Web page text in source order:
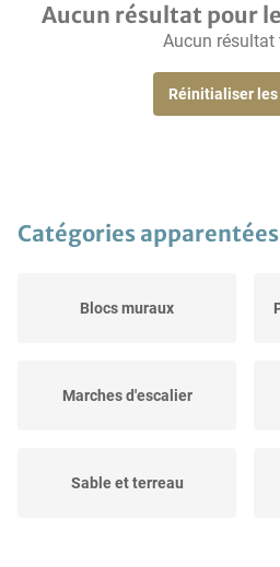
Aucun résultat pour
Aucun résultat
Réinitialiser
Catégories apparentées
Blocs muraux
Marches d'escalier
Sable et terreau